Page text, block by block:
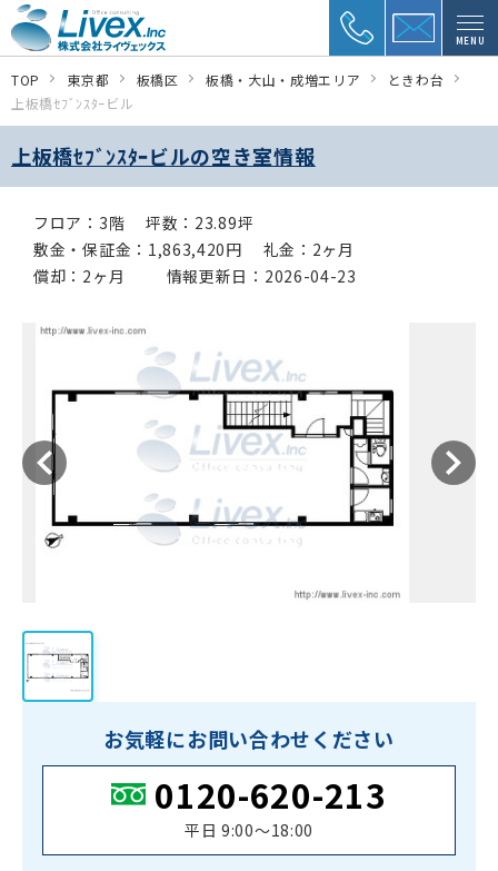
MENU
TOP 東京都 板橋区 板橋・大山・成増エリア
ときわ台
上板橋ｾﾌﾞﾝｽﾀｰビル
上板橋ｾﾌﾞﾝｽﾀｰビルの空き室情報
フロア：3階
坪数：23.89坪
敷金・保証金：1,863,420円
礼金：2ヶ月
償却：2ヶ月
情報更新日：2026-04-23
お気軽にお問い合わせください
0120-620-213
平日 9:00〜18:00